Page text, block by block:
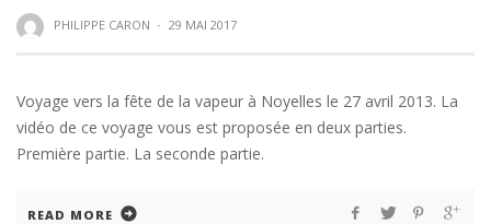
PHILIPPE CARON · 29 MAI 2017
Voyage vers la fête de la vapeur à Noyelles le 27 avril 2013. La
vidéo de ce voyage vous est proposée en deux parties.
Première partie. La seconde partie.
READ MORE